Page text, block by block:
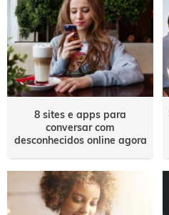
8 sites e apps para
conversar com
desconhecidos online agora